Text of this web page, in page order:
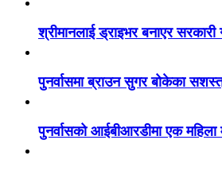
श्रीमानलाई ड्राइभर बनाएर
पुनर्वासमा ब्राउन सुगर बोकेका
पुनर्वासको आईबीआरडीमा एक